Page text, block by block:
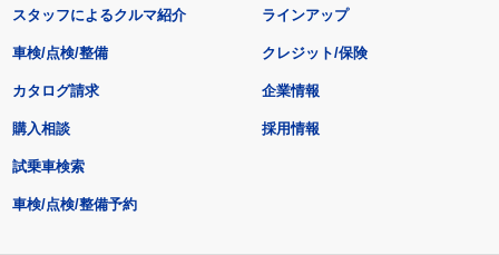
スタッフによるクルマ紹介 ラインアップ
車検/点検/整備 クレジット/保険
カタログ請求
購入相談
試乗車検索
車検/点検/整備予約
企業情報
採用情報